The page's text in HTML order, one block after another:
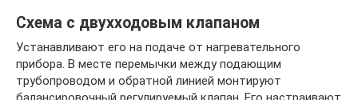
Схема с двухходовым клапаном
Устанавливают его на подаче от нагревательного
прибора. В месте перемычки между подающим
трубопроводом и обратной линией монтируют